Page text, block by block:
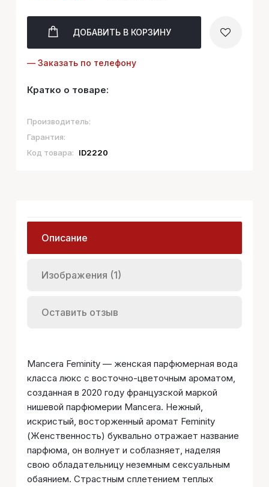
ДОБАВИТЬ В КОРЗИНУ
— Заказать по телефону
Кратко о товаре:
Производитель:
Гарантия:
Код товара:
ID2220
Описание
Изображения (1)
Оставить отзыв
Mancera Feminity — женская парфюмерная вода
класса люкс с восточно-цветочным ароматом,
созданная в 2020 году французской маркой
нишевой парфюмерии Mancera. Нежный,
искристый, восторженный аромат Feminity
(Женственность) буквально отражает название
парфюма, он волнует и соблазняет, наделяя
свою обладательницу неземным сексуальным
обаянием. Страстным сплетением теплых